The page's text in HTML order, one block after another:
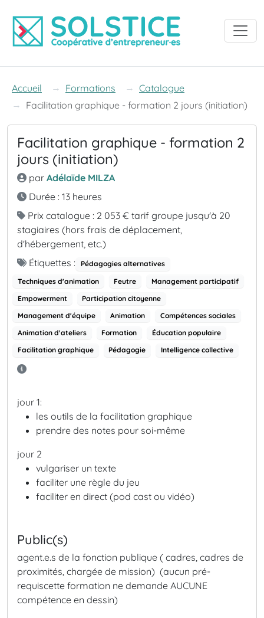
Accueil Formations
Catalogue
Facilitation graphique - formation 2 jours (initiation)
Facilitation graphique - formation 2
jours (initiation)
par Adélaïde MILZA
Durée : 13 heures
Prix catalogue : 2 053 € tarif groupe jusqu'à 20
stagiaires (hors frais de déplacement,
d'hébergement, etc.)
Étiquettes :
Pédagogies alternatives
Techniques d'animation
Feutre
Management participatif
Empowerment
Participation citoyenne
Management d'équipe
Animation
Compétences sociales
Animation d'ateliers
Formation
Éducation populaire
Facilitation graphique
Pédagogie Intelligence collective
jour 1:
les outils de la facilitation graphique
prendre des notes pour soi-même
jour 2
vulgariser un texte
faciliter une règle du jeu
faciliter en direct (pod cast ou vidéo)
Public(s)
agent.e.s de la fonction publique ( cadres, cadres de
proximités, chargée de mission) (aucun pré-
requiscette formation ne demande AUCUNE
compétence en dessin)